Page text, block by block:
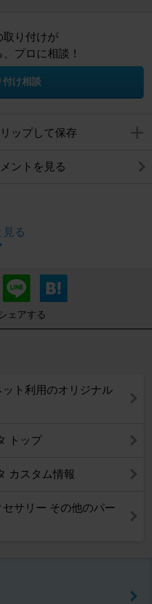
取り付けが
プロに相談！
付け相談
ップして保存
ントを見る
見る
ェアする
ト利用のオリジナル
トップ
カスタム情報
サリー その他のパー